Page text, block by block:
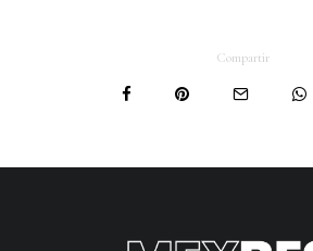
Compartir